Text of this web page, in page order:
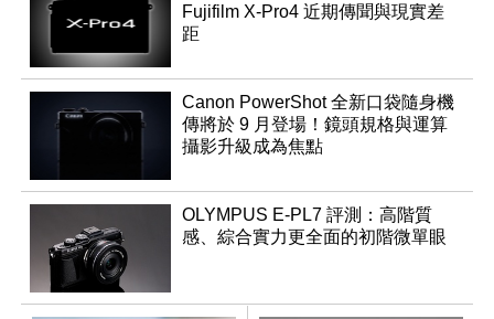
Fujifilm X-Pro4 近期傳聞與現實差
距
Canon PowerShot 全新口袋隨身機
傳將於 9 月登場！鏡頭規格與運算
攝影升級成為焦點
OLYMPUS E-PL7 評測：高階質
感、綜合實力更全面的初階微單眼